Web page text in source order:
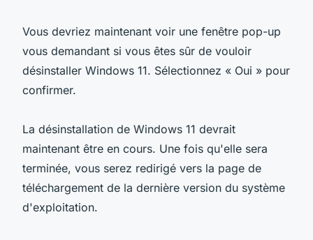
Vous devriez maintenant voir une fenêtre pop-up
vous demandant si vous êtes sûr de vouloir
désinstaller Windows 11. Sélectionnez « Oui » pour
confirmer.
La désinstallation de Windows 11 devrait
maintenant être en cours. Une fois qu'elle sera
terminée, vous serez redirigé vers la page de
téléchargement de la dernière version du système
d'exploitation.